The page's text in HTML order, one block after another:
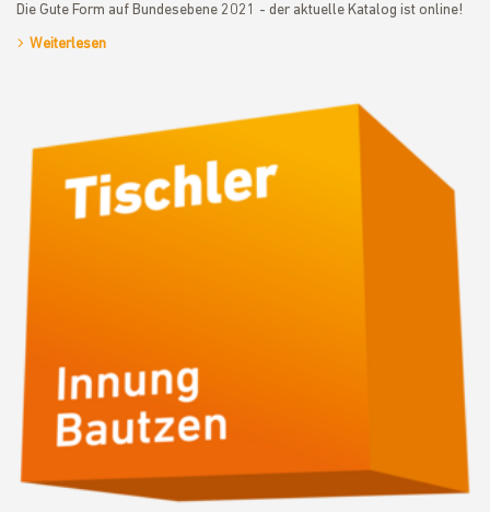
Die Gute Form auf Bundesebene 2021 - der aktuelle Katalog ist online!
Weiterlesen